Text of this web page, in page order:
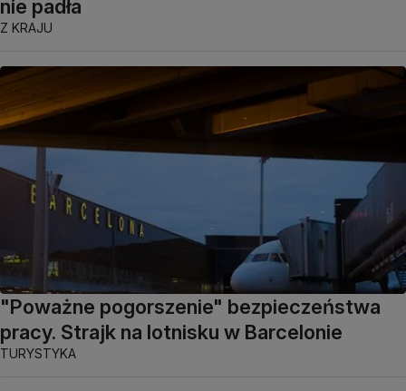
nie padła
Z KRAJU
"Poważne pogorszenie" bezpieczeństwa
pracy. Strajk na lotnisku w Barcelonie
TURYSTYKA